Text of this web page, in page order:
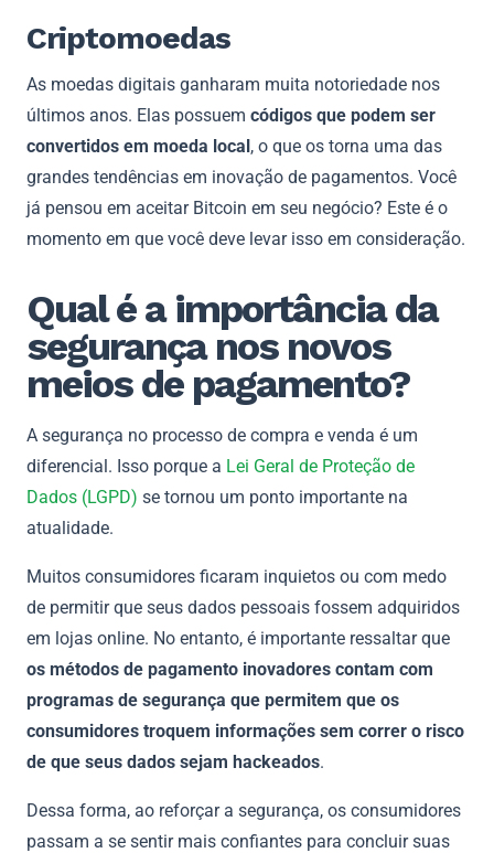
Criptomoedas
As moedas digitais ganharam muita notoriedade nos
últimos anos. Elas possuem códigos que podem ser
convertidos em moeda local, o que os torna uma das
grandes tendências em inovação de pagamentos. Você
já pensou em aceitar Bitcoin em seu negócio? Este é o
momento em que você deve levar isso em consideração.
Qual é a importância da
segurança nos novos
meios de pagamento?
A segurança no processo de compra e venda é um
diferencial. Isso porque a Lei Geral de Proteção de
Dados (LGPD) se tornou um ponto importante na
atualidade.
Muitos consumidores ficaram inquietos ou com medo
de permitir que seus dados pessoais fossem adquiridos
em lojas online. No entanto, é importante ressaltar que
os métodos de pagamento inovadores contam com
programas de segurança que permitem que os
consumidores troquem informações sem correr o risco
de que seus dados sejam hackeados.
Dessa forma, ao reforçar a segurança, os consumidores
passam a se sentir mais confiantes para concluir suas